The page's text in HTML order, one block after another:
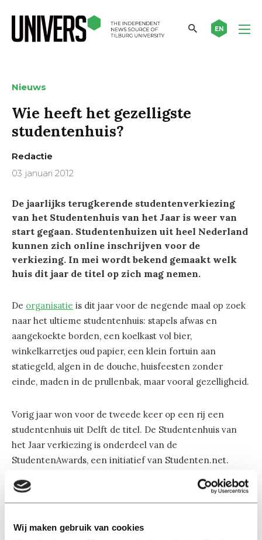
Wij maken gebruik van cookies
EN
Nieuws
Wie heeft het gezelligste
studentenhuis?
Redactie
03 januari 2012
De jaarlijks terugkerende studentenverkiezing
van het Studentenhuis van het Jaar is weer van
start gegaan. Studentenhuizen uit heel Nederland
kunnen zich online inschrijven voor de
verkiezing. In mei wordt bekend gemaakt welk
huis dit jaar de titel op zich mag nemen.
De organisatie is dit jaar voor de negende maal op zoek
naar het ultieme studentenhuis: stapels afwas en
aangekoekte borden, een koelkast vol bier,
winkelkarretjes oud papier, een klein fortuin aan
statiegeld, algen in de douche, huisfeesten zonder
einde, maden in de prullenbak, maar vooral gezelligheid.
Vorig jaar won voor de tweede keer op een rij een
studentenhuis uit Delft de titel. De Studentenhuis van
het Jaar verkiezing is onderdeel van de
StudentenAwards, een initiatief van Studenten.net.